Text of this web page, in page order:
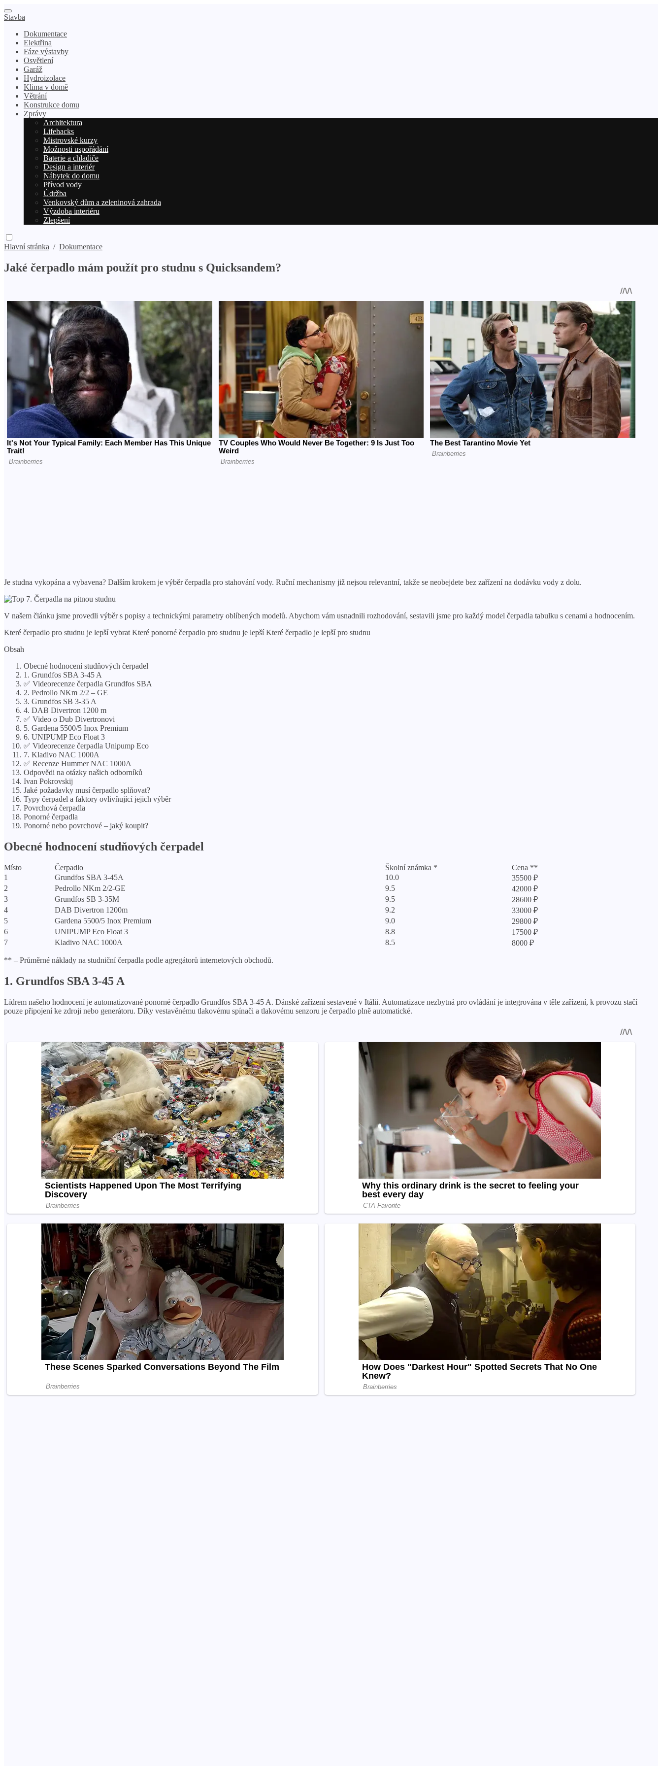
Stavba
Dokumentace
Elektřina
Fáze výstavby
Osvětlení
Garáž
Hydroizolace
Klima v domě
Větrání
Konstrukce domu
Zprávy
Architektura
Lifehacks
Mistrovské kurzy
Možnosti uspořádání
Baterie a chladiče
Design a interiér
Nábytek do domu
Přívod vody
Údržba
Venkovský dům a zeleninová zahrada
Výzdoba interiéru
Zlepšení
Hlavní stránka / Dokumentace
Jaké čerpadlo mám použít pro studnu s Quicksandem?
Je studna vykopána a vybavena? Dalším krokem je výběr čerpadla pro stahování vody. Ruční mechanismy již nejsou relevantní, takže se neobejdete bez zařízení na dodávku vody z dolu.
V našem článku jsme provedli výběr s popisy a technickými parametry oblíbených modelů. Abychom vám usnadnili rozhodování, sestavili jsme pro každý model čerpadla tabulku s cenami a hodnocením.
Které čerpadlo pro studnu je lepší vybrat Které ponorné čerpadlo pro studnu je lepší Které čerpadlo je lepší pro studnu
Obsah
Obecné hodnocení studňových čerpadel
1. Grundfos SBA 3-45 A
✅ Videorecenze čerpadla Grundfos SBA
2. Pedrollo NKm 2/2 – GE
3. Grundfos SB 3-35 A
4. DAB Divertron 1200 m
✅ Video o Dub Divertronovi
5. Gardena 5500/5 Inox Premium
6. UNIPUMP Eco Float 3
✅ Videorecenze čerpadla Unipump Eco
7. Kladivo NAC 1000A
✅ Recenze Hummer NAC 1000A
Odpovědi na otázky našich odborníků
Ivan Pokrovskij
Jaké požadavky musí čerpadlo splňovat?
Typy čerpadel a faktory ovlivňující jejich výběr
Povrchová čerpadla
Ponorné čerpadla
Ponorné nebo povrchové – jaký koupit?
Obecné hodnocení studňových čerpadel
Místo Čerpadlo Školní známka *
Cena **
1
Grundfos SBA 3-45A 10.0
35500 ₽
2
Pedrollo NKm 2/2-GE 9.5
42000 ₽
3
Grundfos SB 3-35M 9.5
28600 ₽
4
DAB Divertron 1200m 9.2
33000 ₽
5
Gardena 5500/5 Inox Premium 9.0
29800 ₽
6
UNIPUMP Eco Float 3 8.8
17500 ₽
7
Kladivo NAC 1000A 8.5 8000 ₽
** – Průměrné náklady na studniční čerpadla podle agregátorů internetových obchodů.
1. Grundfos SBA 3-45 A
Lídrem našeho hodnocení je automatizované ponorné čerpadlo Grundfos SBA 3-45 A. Dánské zařízení sestavené v Itálii. Automatizace nezbytná pro ovládání je integrována v těle zařízení, k provozu stačí
pouze připojení ke zdroji nebo generátoru. Díky vestavěnému tlakovému spínači a tlakovému senzoru je čerpadlo plně automatické.